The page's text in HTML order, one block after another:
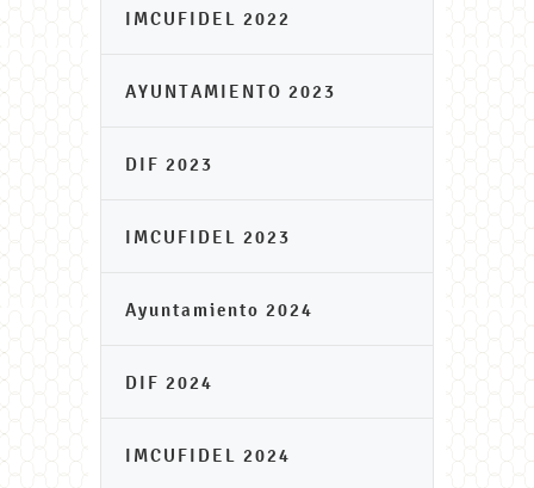
IMCUFIDEL 2022
AYUNTAMIENTO 2023
DIF 2023
IMCUFIDEL 2023
Ayuntamiento 2024
DIF 2024
IMCUFIDEL 2024